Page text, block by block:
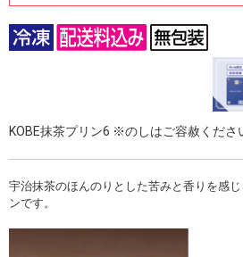
KOBE抹茶プリン6 ※のしはご容赦くださ
宇治抹茶のほんのりとした苦みと香りを感
ンです。